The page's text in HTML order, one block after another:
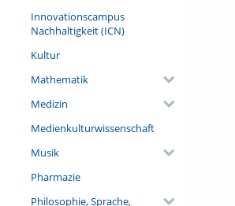
Innovationscampus
Nachhaltigkeit (ICN)
Kultur
Mathematik
Medizin
Medienkulturwissenschaft
Musik
Pharmazie
Philosophie, Sprache,